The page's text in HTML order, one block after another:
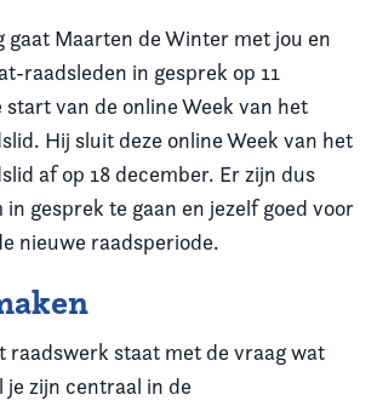
gaat Maarten de Winter met jou en
raadsleden in gesprek op 11
van de online Week van het
Hij sluit deze online Week van het
af op 18 december. Er zijn dus
gesprek te gaan en jezelf goed voor
nieuwe raadsperiode.
raadswerk staat met de vraag wat
zijn centraal in de